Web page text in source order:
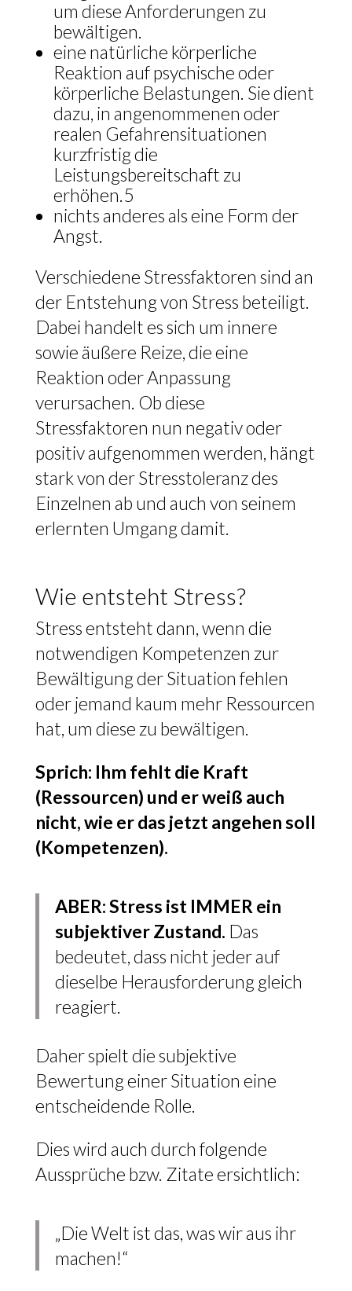
um diese Anforderungen zu
bewältigen.
eine natürliche körperliche
Reaktion auf psychische oder
körperliche Belastungen. Sie dient
dazu, in angenommenen oder
realen Gefahrensituationen
kurzfristig die
Leistungsbereitschaft zu
erhöhen.5
nichts anderes als eine Form der
Angst.
Verschiedene Stressfaktoren sind an
der Entstehung von Stress beteiligt.
Dabei handelt es sich um innere
sowie äußere Reize, die eine
Reaktion oder Anpassung
verursachen. Ob diese
Stressfaktoren nun negativ oder
positiv aufgenommen werden, hängt
stark von der Stresstoleranz des
Einzelnen ab und auch von seinem
erlernten Umgang damit.
Wie entsteht Stress?
Stress entsteht dann, wenn die
notwendigen Kompetenzen zur
Bewältigung der Situation fehlen
oder jemand kaum mehr Ressourcen
hat, um diese zu bewältigen.
Sprich: Ihm fehlt die Kraft
(Ressourcen) und er weiß auch
nicht, wie er das jetzt angehen soll
(Kompetenzen).
ABER: Stress ist IMMER ein
subjektiver Zustand. Das
bedeutet, dass nicht jeder auf
dieselbe Herausforderung gleich
reagiert.
Daher spielt die subjektive
Bewertung einer Situation eine
entscheidende Rolle.
Dies wird auch durch folgende
Aussprüche bzw. Zitate ersichtlich:
„Die Welt ist das, was wir aus ihr
machen!“